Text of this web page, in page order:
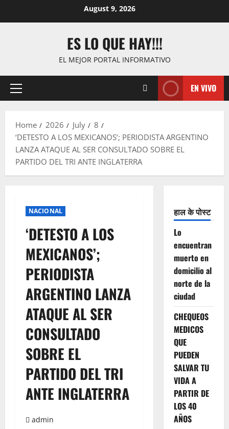
August 9, 2026
ES LO QUE HAY!!!
EL MEJOR PORTAL INFORMATIVO
Primary
EN VIVO
Home 2026 July
8
‘DETESTO A LOS MEXICANOS’; PERIODISTA ARGENTINO
LANZA ATAQUE AL SER CONSULTADO SOBRE EL
PARTIDO DEL TRI ANTE INGLATERRA
NACIONAL
‘DETESTO A LOS
MEXICANOS’;
PERIODISTA
ARGENTINO LANZA
ATAQUE AL SER
CONSULTADO
SOBRE EL
PARTIDO DEL TRI
ANTE INGLATERRA
admin
हाल के पोस्ट
Lo
encuentran
muerto en
domicilio al
norte de la
ciudad
CHEQUEOS
MEDICOS
QUE
PUEDEN
SALVAR TU
VIDA A
PARTIR DE
LOS 40
AÑOS